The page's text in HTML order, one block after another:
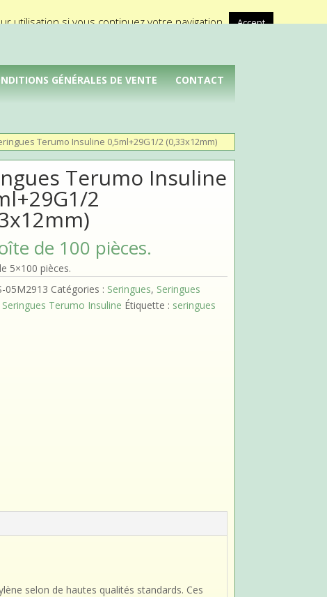
A propos de Médical Promotion
GÉNÉRALES DE VENTE CONTACT
Terumo Insuline 0,5ml+29G1/2 (0,33x12mm)
Terumo Insuline
2
de 100 pièces.
5×100 pièces.
05M2913 Catégories : Seringues, Seringues
Seringues Terumo Insuline Étiquette : seringues
selon de hautes qualités standards. Ces
utilisation si vous continuez votre navigation. Accept